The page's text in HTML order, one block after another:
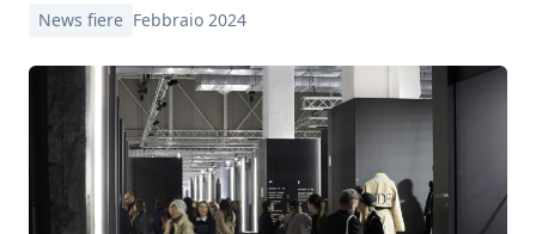
News fiere Febbraio 2024